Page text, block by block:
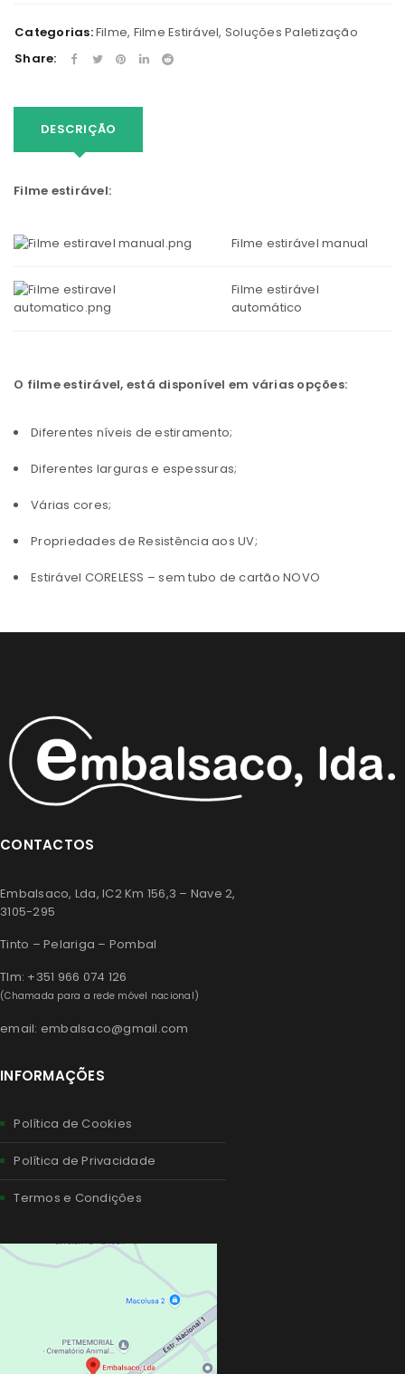
Categorias:Filme, Filme Estirável, Soluções Paletização
Share:
DESCRIÇÃO
Filme estirável:
Filme estirável manual
Filme estirável
automático
O filme estirável, está disponível em várias opções:
Diferentes níveis de estiramento;
Diferentes larguras e espessuras;
Várias cores;
Propriedades de Resistência aos UV;
Estirável CORELESS – sem tubo de cartão NOVO
CONTACTOS
Embalsaco, Lda, IC2 Km 156,3 – Nave 2,
3105-295
Tinto – Pelariga – Pombal
Tlm: +351 966 074 126
(Chamada para a rede móvel nacional)
email: embalsaco@gmail.com
INFORMAÇÕES
Política de Cookies
Política de Privacidade
Termos e Condições